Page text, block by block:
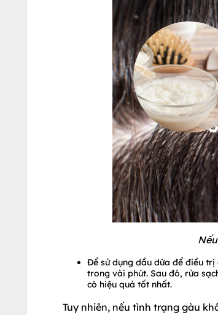
Để sử dụng dầu dừa để điều
trong vài phút. Sau đó, rửa
có hiệu quả tốt nhất.
Tuy nhiên, nếu tình trạng gàu